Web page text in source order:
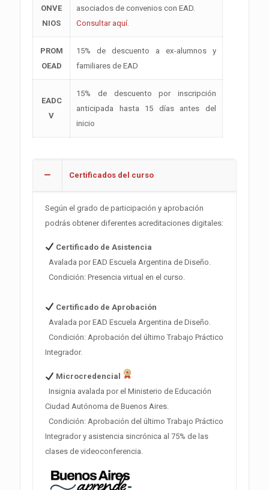
ONVE
NIOS
asociados de convenios con EAD.
Consultar aquí.
PROM
OEAD
15% de descuento a ex-alumnos y
familiares de EAD
EADC
V
15% de descuento por inscripción
anticipada hasta 15 días antes del
inicio
Certificados del curso
Según el grado de participación y aprobación
podrás obtener diferentes acreditaciones digitales:
Certificado de Asistencia
Avalada por EAD Escuela Argentina de Diseño.
Condición: Presencia virtual en el curso.
Certificado de Aprobación
Avalada por EAD Escuela Argentina de Diseño.
Condición: Aprobación del último Trabajo Práctico
Integrador.
Microcredencial
Insignia avalada por el Ministerio de Educación
Ciudad Autónoma de Buenos Aires.
Condición: Aprobación del último Trabajo Práctico
Integrador y asistencia sincrónica al 75% de las
clases de videoconferencia.